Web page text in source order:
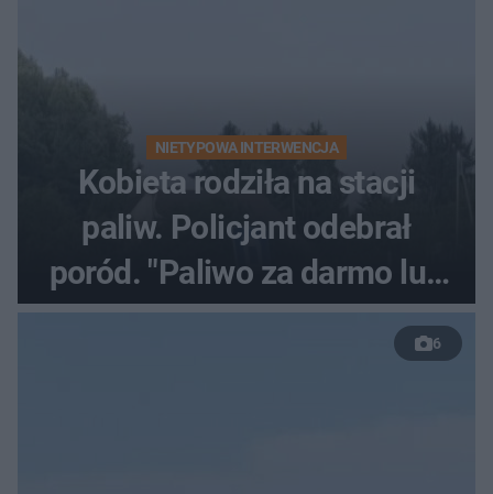
NIETYPOWA INTERWENCJA
Kobieta rodziła na stacji
paliw. Policjant odebrał
poród. "Paliwo za darmo lub
50 %!"
6